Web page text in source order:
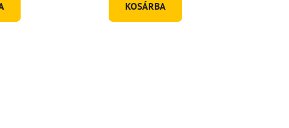
csillag.
KOSÁRBA